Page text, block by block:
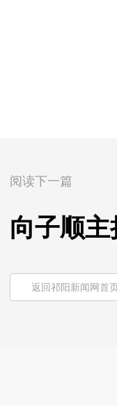
阅读下一篇
向子顺
返回祁阳新闻网首页